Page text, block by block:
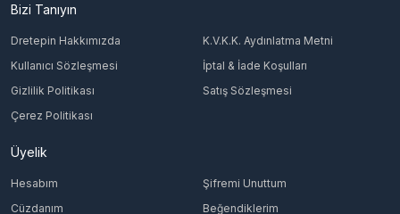
Bizi Tanıyın
Dretepin Hakkımızda
K.V.K.K. Aydınlatma Metni
Kullanıcı Sözleşmesi
İptal & İade Koşulları
Gizlilik Politikası
Satış Sözleşmesi
Çerez Politikası
Üyelik
Hesabım
Şifremi Unuttum
Cüzdanım
Beğendiklerim